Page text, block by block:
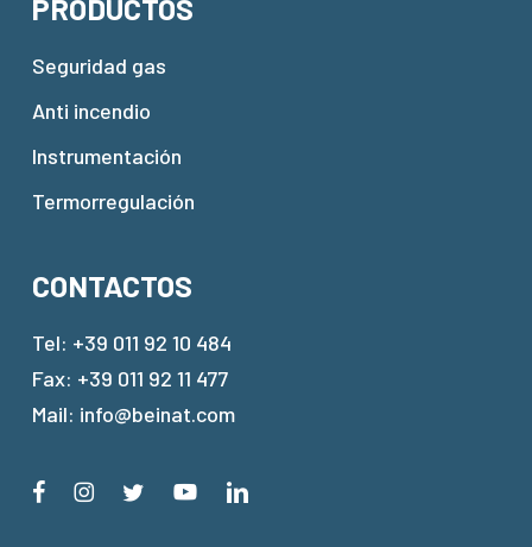
PRODUCTOS
Seguridad gas
Anti incendio
Instrumentación
Termorregulación
CONTACTOS
Tel: +39 011 92 10 484
Fax: +39 011 92 11 477
Mail: info@beinat.com